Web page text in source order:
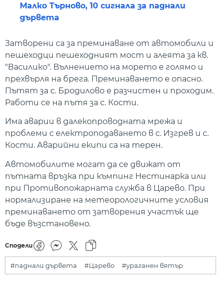
Малко Търново, 10 сигнала за паднали
дървета
Затворени са за преминаване от автомобили и
пешеходци пешеходният мост и алеята за кв.
"Василико". Вълнението на морето е голямо и
прехвърля на брега. Преминаването е опасно.
Пътят за с. Бродилово е разчистен и проходим.
Работи се на пътя за с. Кости.
Има аварии в далекопроводната мрежа и
проблеми с електроподаването в с. Изгрев и с.
Кости. Аварийни екипи са на терен.
Автомобилите могат да се движат от
пътната връзка при къмпинг Нестинарка или
при Противопожарната служба в Царево. При
нормализиране на метеорологичните условия
преминаването от затворения участък ще
бъде възстановено.
Сподели
#паднали дървета #Царево #ураганен вятър